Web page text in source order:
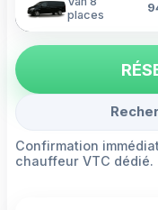
places
Confirmation
chauffeur VTC dédié.